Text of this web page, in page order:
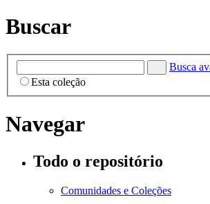
Buscar
Busca
Esta coleção
Navegar
Todo o repositório
Comunidades e Coleções